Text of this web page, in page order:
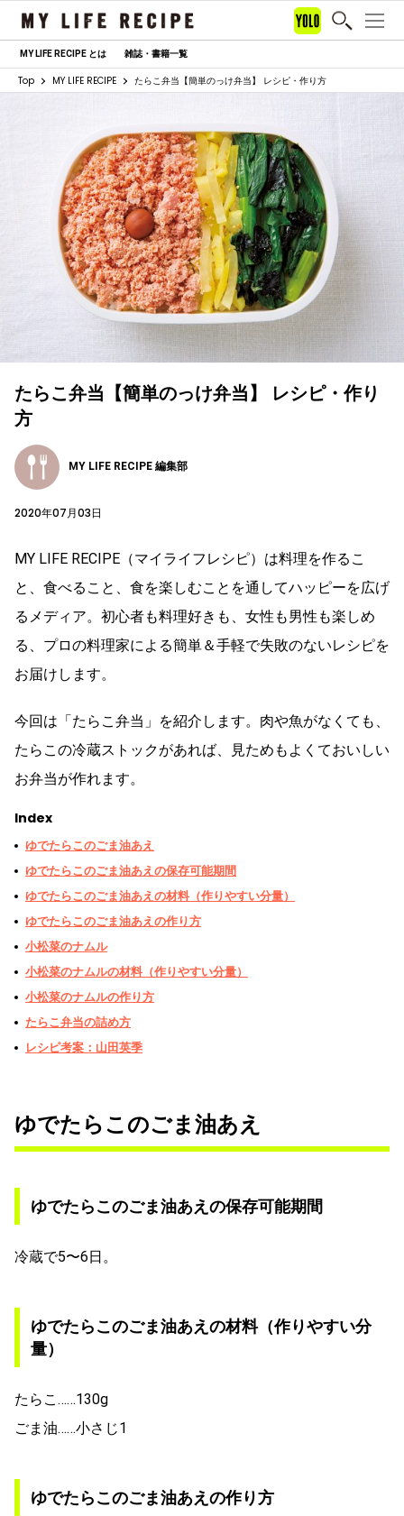
MY LIFE RECIPE とは 雑誌・書籍一覧
Top MY LIFE RECIPE たらこ弁当【簡単のっけ弁当】 レシピ・作り方
たらこ弁当【簡単のっけ弁当】 レシピ・作り
方
MY LIFE RECIPE 編集部
2020年07月03日
MY LIFE RECIPE（マイライフレシピ）は料理を作るこ
と、食べること、食を楽しむことを通してハッピーを広げ
るメディア。初心者も料理好きも、女性も男性も楽しめ
る、プロの料理家による簡単＆手軽で失敗のないレシピを
お届けします。
今回は「たらこ弁当」を紹介します。肉や魚がなくても、
たらこの冷蔵ストックがあれば、見ためもよくておいしい
お弁当が作れます。
Index
ゆでたらこのごま油あえ
ゆでたらこのごま油あえの保存可能期間
ゆでたらこのごま油あえの材料（作りやすい分量）
ゆでたらこのごま油あえの作り方
小松菜のナムル
小松菜のナムルの材料（作りやすい分量）
小松菜のナムルの作り方
たらこ弁当の詰め方
レシピ考案：山田英季
ゆでたらこのごま油あえ
ゆでたらこのごま油あえの保存可能期間
冷蔵で5〜6日。
ゆでたらこのごま油あえの材料（作りやすい分
量）
たらこ……130g
ごま油……小さじ1
ゆでたらこのごま油あえの作り方